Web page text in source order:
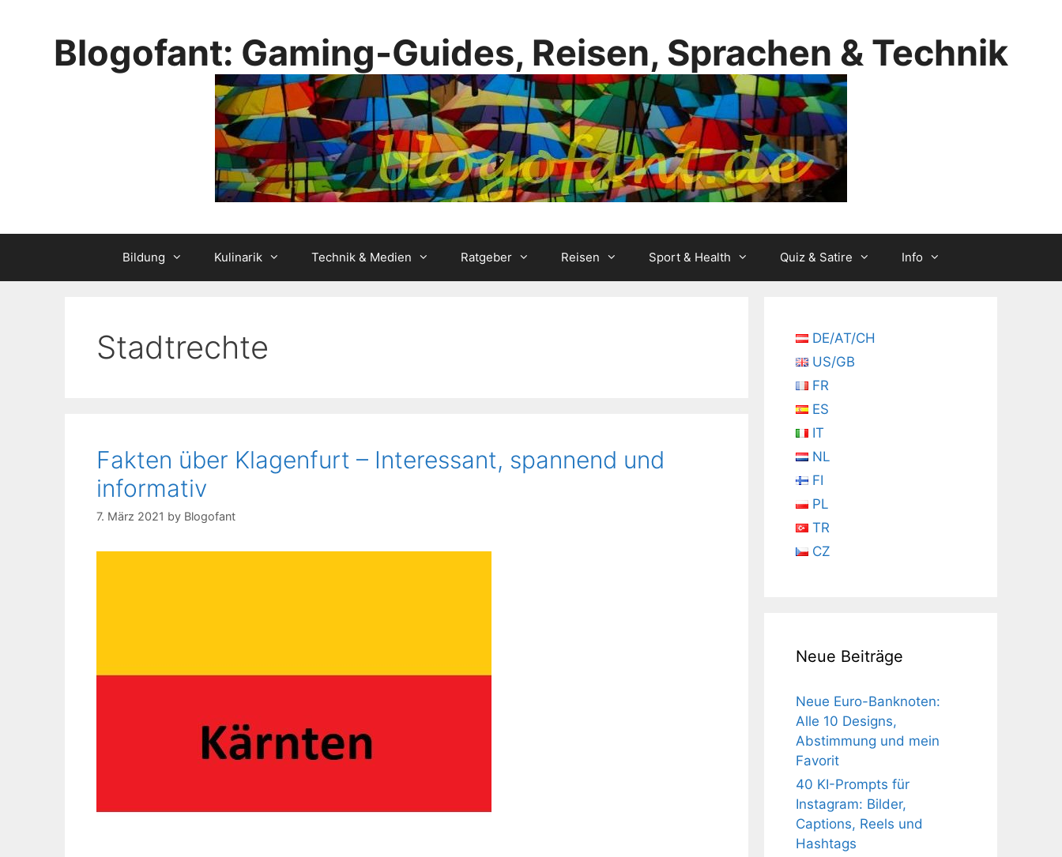
Blogofant: Gaming-Guides, Reisen, Sprachen & Technik
Bildung Kulinarik Technik & Medien Ratgeber Reisen Sport & Health Quiz & Satire Info
Stadtrechte
Fakten über Klagenfurt – Interessant, spannend und
informativ
7. März 2021 by Blogofant
DE/AT/CH
US/GB
FR
ES
IT
NL
FI
PL
TR
CZ
Neue Beiträge
Neue Euro-Banknoten:
Alle 10 Designs,
Abstimmung und mein
Favorit
40 KI-Prompts für
Instagram: Bilder,
Captions, Reels und
Hashtags